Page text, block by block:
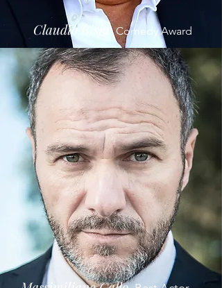
Claudio Bisio Comedy Award